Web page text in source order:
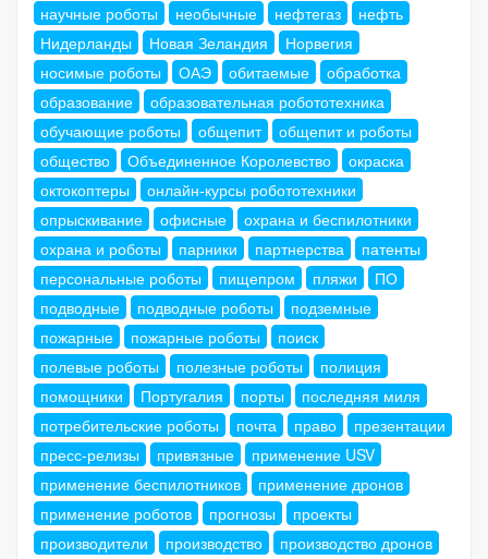
научные роботы
необычные нефтегаз
нефть
Нидерланды
Новая Зеландия
Норвегия
носимые роботы
ОАЭ обитаемые
обработка
образование
образовательная робототехника
обучающие роботы
общепит
общепит и роботы
общество
Объединенное Королевство
окраска
октокоптеры
онлайн-курсы робототехники
опрыскивание
офисные
охрана и беспилотники
охрана и роботы
парники партнерства
патенты
персональные роботы
пищепром пляжи
ПО
подводные
подводные роботы
подземные
пожарные
пожарные роботы
поиск
полевые роботы
полезные роботы
полиция
помощники
Португалия порты
последняя миля
потребительские роботы
почта право
презентации
пресс-релизы
привязные
применение USV
применение беспилотников
применение дронов
применение роботов
прогнозы
проекты
производители
производство
производство дронов